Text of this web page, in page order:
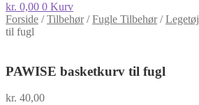
kr. 0,00 0 Kurv
Forside /Tilbehør/Fugle Tilbehør/Legetøj
til fugl
PAWISE basketkurv til fugl
kr. 40,00